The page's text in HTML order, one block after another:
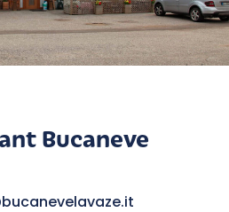
Bucaneve